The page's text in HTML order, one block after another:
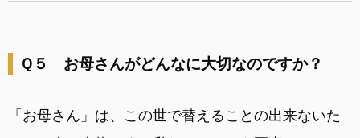
Ｑ５ お母さんがどんなに大切なのですか？
「お母さん」は、この世で替えることの出来ないた